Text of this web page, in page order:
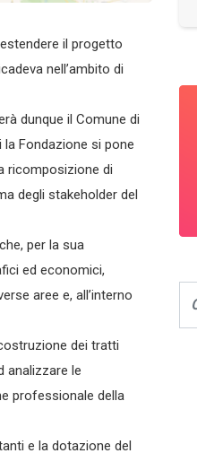
il progetto
nell’ambito di
dunque il Comune di
la Fondazione si pone
ricomposizione di
degli stakeholder del
per la sua
ed economici,
aree e, all’interno
dei tratti
analizzare le
professionale della
e la dotazione del